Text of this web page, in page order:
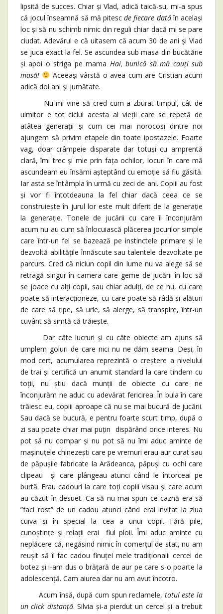
lipsită de succes. Chiar și Vlad, adică taică-su, mi-a spus
că jocul înseamnă să mă pitescde fiecare datăîn același
loc și să nu schimb nimic din reguli chiar dacă mi se pare
ciudat. Adevărul e că uitasem că acum 30 de ani și Vlad
se juca exact la fel. Se ascundea sub masa din bucătărie
și apoi o striga pe mama Hai, bunică să mă cauți sub
masă!
Aceeași vârstă o avea cum are Cristian acum
adică doi ani și jumătate.
Nu-mi vine să cred cum a zburat timpul, cât de
uimitor e tot ciclul acesta al vieții care se repetă de
atâtea generații și cum cei mai norocoși dintre noi
ajungem să privim etapele din toate ipostazele. Foarte
vag, doar crâmpeie disparate dar totuși cu amprentă
clară, îmi trec și mie prin fața ochilor, locuri în care mă
ascundeam eu însămi așteptând cu emoție să fiu găsită.
Iar asta se întâmpla în urmă cu zeci de ani. Copiii au fost
și vor fi întotdeauna la fel chiar dacă ceea ce se
construiește în jurul lor este mult diferit de la generație
la generație. Tonele de jucării cu care îi înconjurăm
acum nu au cum să înlocuiască plăcerea jocurilor simple
care într-un fel se bazează pe instinctele primare și le
dezvoltă abilitățile înnăscute sau talentele dezvoltate pe
parcurs. Cred că niciun copil din lume nu va alege să se
retragă singur în camera care geme de jucării în loc să
se joace cu alți copii, sau chiar adulți, de ce nu, cu care
poate să interacționeze, cu care poate să râdă și alături
de care să țipe, să urle, să alerge, să transpire, într-un
cuvânt să simtă că trăiește.
Dar câte lucruri și cu câte obiecte am ajuns să
umplem goluri de care nici nu ne dăm seama. Deși, în
mod cert, acumularea reprezintă o creștere a nivelului
de trai și certifică un anumit standard la care tindem cu
toții, nu știu dacă munții de obiecte cu care ne
înconjurăm ne aduc cu adevărat fericirea. În bula în care
trăiesc eu, copiii aproape că nu se mai bucură de jucării.
Sau dacă se bucură, e pentru foarte scurt timp, după o
zi sau poate chiar mai puțin dispărând orice interes. Nu
pot să nu compar și nu pot să nu îmi aduc aminte de
mașinuțele chinezești care pe vremuri erau aur curat sau
de păpușile fabricate la Arădeanca, păpuși cu ochi care
clipeau și care plângeau atunci când le întorceai pe
burtă. Erau cadouri la care toți copiii visau și care acum
au căzut în desuet. Ca să nu mai spun ce caznă era să
”faci rost” de un cadou atunci când erai invitat la ziua
cuiva și în special la cea a unui copil. Fără pile,
cunoștințe și relații erai fiul ploii. Îmi aduc aminte cu
neplăcere că, negăsind nimic în comerțul de stat, nu am
reușit să îi fac cadou finuței mele tradiționalii cercei de
botez și i-am dus o brățară de aur pe care s-o poarte la
adolescență. Cam aiurea dar nu am avut încotro.
Acum însă, după cum spun reclamele, totul este la
un click distanță. Silvia și-a pierdut un cercel și a trebuit